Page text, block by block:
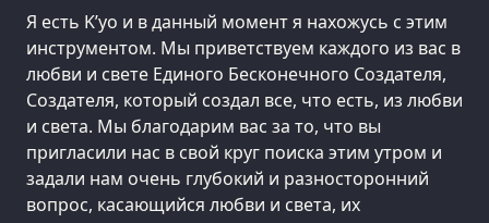
Я есть K’уо и в данный момент я нахожусь с этим
инструментом. Мы приветствуем каждого из вас в
любви и свете Единого Бесконечного Создателя,
Создателя, который создал все, что есть, из любви
и света. Мы благодарим вас за то, что вы
пригласили нас в свой круг поиска этим утром и
задали нам очень глубокий и разносторонний
вопрос, касающийся любви и света, их